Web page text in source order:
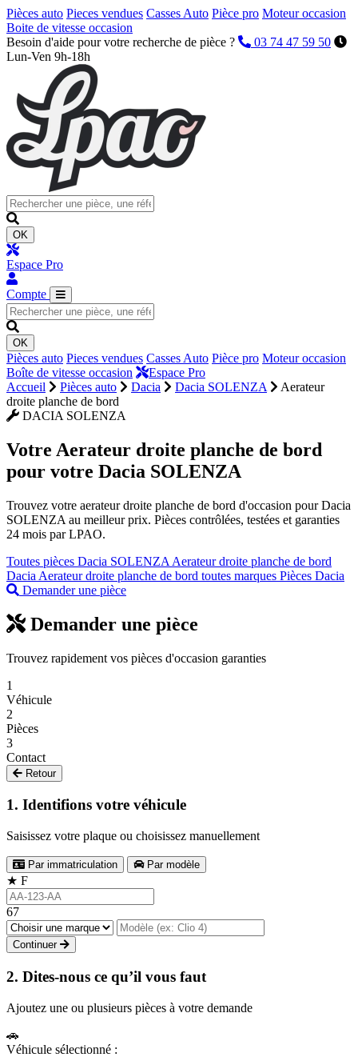
Pièces auto Pieces vendues Casses Auto Pièce pro Moteur occasion
Boite de vitesse occasion
Besoin d'aide pour votre recherche de pièce ?
03 74 47 59 50
Lun-Ven 9h-18h
OK
Espace Pro
Compte
OK
Pièces auto Pieces vendues Casses Auto Pièce pro Moteur occasion
Boîte de vitesse occasion
Espace Pro
Accueil
Pièces auto Dacia Dacia SOLENZA
Aerateur
droite planche de bord
DACIA SOLENZA
Votre Aerateur droite planche de bord
pour votre Dacia SOLENZA
Trouvez votre aerateur droite planche de bord d'occasion pour Dacia
SOLENZA au meilleur prix. Pièces contrôlées, testées et garanties
24 mois par LPAO.
Toutes pièces Dacia SOLENZA Aerateur droite planche de bord
Dacia Aerateur droite planche de bord toutes marques Pièces Dacia
Demander une pièce
Demander une pièce
Trouvez rapidement vos pièces d'occasion garanties
1
Véhicule
2
Pièces
3
Contact
Retour
1. Identifions votre véhicule
Saisissez votre plaque ou choisissez manuellement
Par immatriculation Par modèle
★ F
67
Continuer
2. Dites-nous ce qu’il vous faut
Ajoutez une ou plusieurs pièces à votre demande
🚗
Véhicule sélectionné :